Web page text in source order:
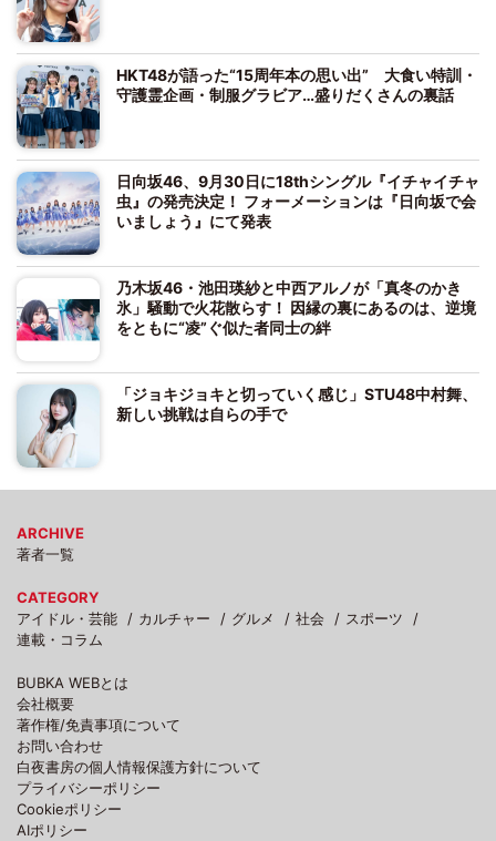
HKT48が語った“15周年本の思い出” 大食い特訓・
守護霊企画・制服グラビア…盛りだくさんの裏話
日向坂46、9月30日に18thシングル『イチャイチャ
虫』の発売決定！ フォーメーションは『日向坂で会
いましょう』にて発表
乃木坂46・池田瑛紗と中西アルノが「真冬のかき
氷」騒動で火花散らす！ 因縁の裏にあるのは、逆境
をともに“凌”ぐ似た者同士の絆
「ジョキジョキと切っていく感じ」STU48中村舞、
新しい挑戦は自らの手で
ARCHIVE
著者一覧
CATEGORY
アイドル・芸能
カルチャー グルメ 社会
スポーツ
連載・コラム
BUBKA WEBとは
会社概要
著作権/免責事項について
お問い合わせ
白夜書房の個人情報保護方針について
プライバシーポリシー
Cookieポリシー
AIポリシー